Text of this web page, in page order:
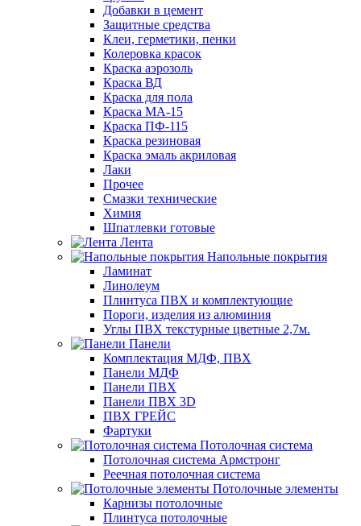
Добавки в цемент
Защитные средства
Клеи, герметики, пенки
Колеровка красок
Краска аэрозоль
Краска ВД
Краска для пола
Краска МА-15
Краска ПФ-115
Краска резиновая
Краска эмаль акриловая
Лаки
Прочее
Смазки технические
Химия
Шпатлевки готовые
Лента
Напольные покрытия
Ламинат
Линолеум
Плинтуса ПВХ и комплектующие
Пороги, изделия из алюминия
Углы ПВХ текстурные цветные 2,7м.
Панели
Комплектация МДФ, ПВХ
Панели МДФ
Панели ПВХ
Панели ПВХ 3D
ПВХ ГРЕЙС
Фартуки
Потолочная система
Потолочная система Армстронг
Реечная потолочная система
Потолочные элементы
Карнизы потолочные
Плинтуса потолочные